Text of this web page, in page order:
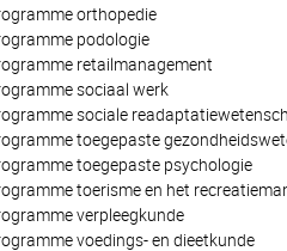
orthopedie
podologie
retailmanagement
sociaal werk
sociale
toegepaste
toegepaste psychologie
toerisme en het
verpleegkunde
voedings- en dieetkunde